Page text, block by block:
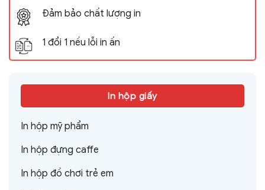
Đảm bảo chất lượng in
1 đổi 1 nếu lỗi in ấn
In hộp giấy
In hộp mỹ phẩm
In hộp đựng caffe
In hộp đồ chơi trẻ em